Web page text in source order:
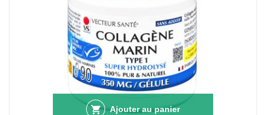
Ajouter au panier